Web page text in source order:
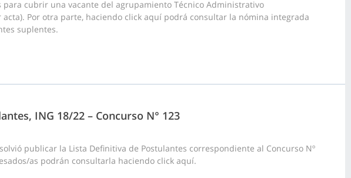
cubrir una vacante del agrupamiento Técnico Administrativo
Por otra parte, haciendo click aquí podrá consultar la nómina integrada
suplentes.
ING 18/22 – Concurso N° 123
publicar la Lista Definitiva de Postulantes correspondiente al Concurso Nº
as podrán consultarla haciendo click aquí.